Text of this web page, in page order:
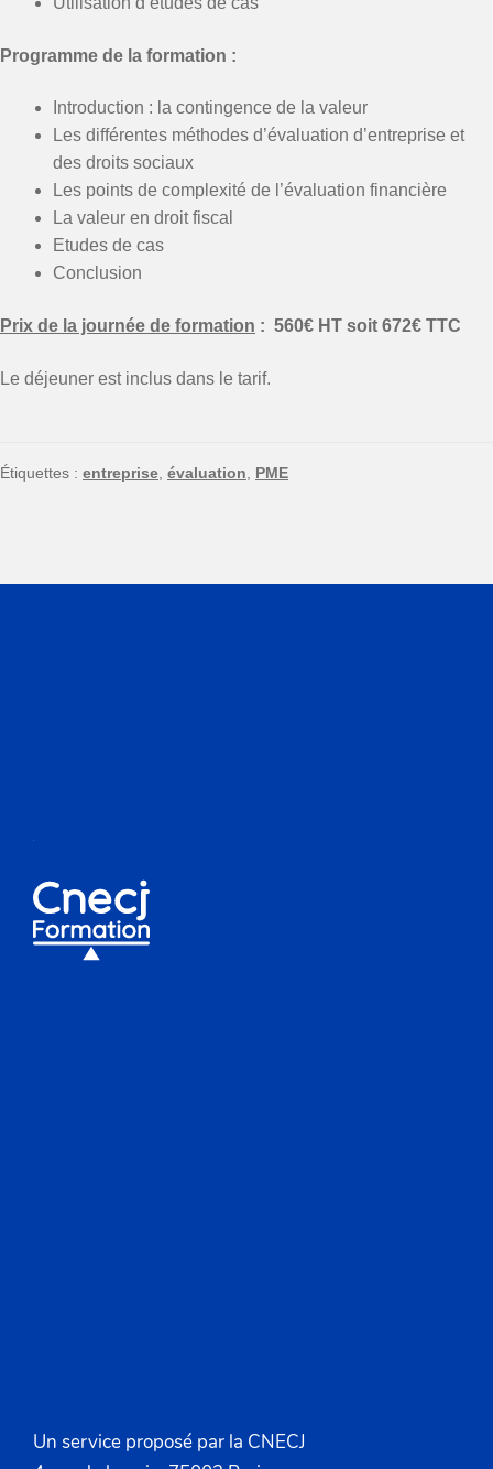
Programme de la formation :
Introduction : la contingence de la valeur
Les différentes méthodes d’évaluation d’entreprise et
des droits sociaux
Les points de complexité de l’évaluation financière
La valeur en droit fiscal
Etudes de cas
Conclusion
Prix de la journée de formation : 560€ HT soit 672€ TTC
Le déjeuner est inclus dans le tarif.
Étiquettes : entreprise évaluation PME
Un service proposé par la CNECJ